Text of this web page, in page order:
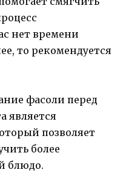
нет времени
то рекомендуется
фасоли перед
является
позволяет
более
блюдо.